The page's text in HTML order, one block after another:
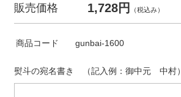
販売価格 1,728円 （税込み）
商品コード gunbai-1600
熨斗の宛名書き （記入例：御中元 中村）